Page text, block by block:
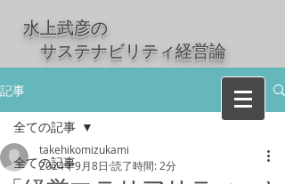
水上武彦の
​ サステナビリティ経営論
記事
全ての記事
全ての記事
takehikomizukami
2024年9月8日 読了時間: 2分